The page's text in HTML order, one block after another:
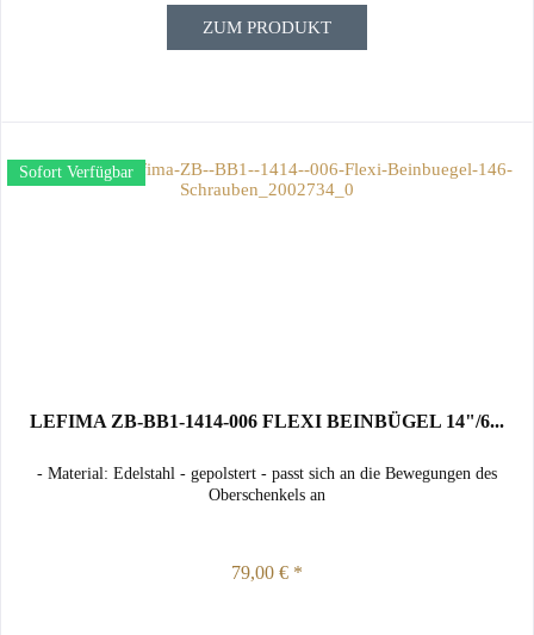
ZUM PRODUKT
Sofort Verfügbar
LEFIMA ZB-BB1-1414-006 FLEXI BEINBÜGEL 14"/6...
- Material: Edelstahl - gepolstert - passt sich an die Bewegungen des
Oberschenkels an
79,00 € *